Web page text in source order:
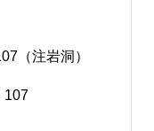
（注岩洞）
107